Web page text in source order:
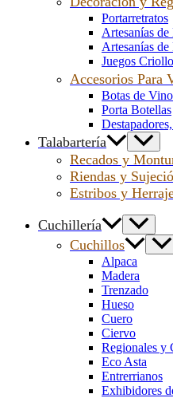
Portarretratos
Artesanías
Artesanías
Juegos
Accesorios Para
Botas de Vino
Porta Botellas
Talabartería
Recados y
Riendas y
Estribos y
Cuchillería
Cuchillos
Alpaca
Madera
Trenzado
Hueso
Cuero
Ciervo
Regionales y
Eco Asta
Entrerrianos
Exhibidores